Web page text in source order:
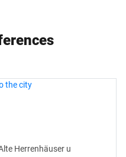
Herrenhäuser u